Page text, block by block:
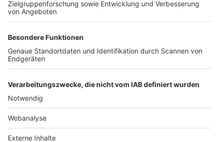
TOP-PARTNER
Nutzungsbedingungen Datenschutz Impressum